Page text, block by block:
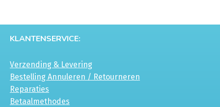
KLANTENSERVICE:
Verzending & Levering
Bestelling Annuleren / Retourneren
Reparaties
Betaalmethodes